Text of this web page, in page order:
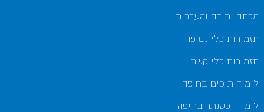
מכתבי תודה והערכות
תזמורות כלי נשיפה
תזמורות כלי קשת
לימוד תופים בחיפה
לימודי פסנתר בחיפה